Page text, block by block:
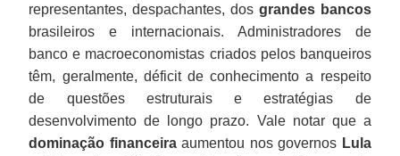
representantes, despachantes, dos grandes bancos
brasileiros e internacionais. Administradores de
banco e macroeconomistas criados pelos banqueiros
têm, geralmente, déficit de conhecimento a respeito
de questões estruturais e estratégias de
desenvolvimento de longo prazo. Vale notar que a
dominação financeiraaumentou nos governos Lula